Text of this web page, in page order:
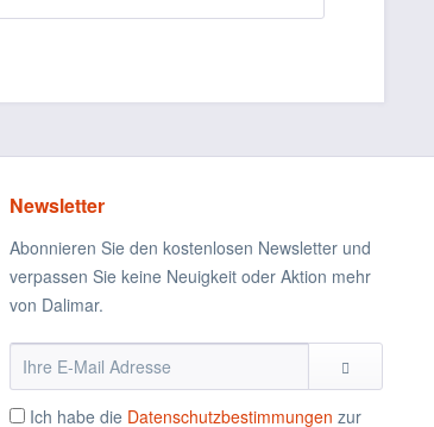
Newsletter
Abonnieren Sie den kostenlosen Newsletter und
verpassen Sie keine Neuigkeit oder Aktion mehr
von Dalimar.
Ich habe die Datenschutzbestimmungen zur